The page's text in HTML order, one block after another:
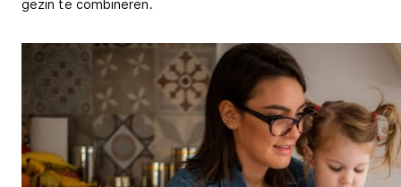
gezin te combineren.